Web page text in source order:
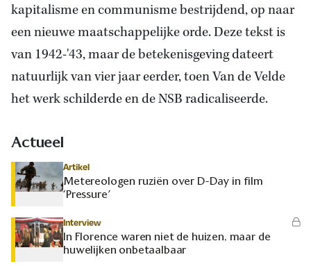
kapitalisme en communisme bestrijdend, op naar
een nieuwe maatschappelijke orde. Deze tekst is
van 1942-'43, maar de betekenisgeving dateert
natuurlijk van vier jaar eerder, toen Van de Velde
het werk schilderde en de NSB radicaliseerde.
Actueel
Artikel
Metereologen ruziën over D-Day in film
‘Pressure’
Interview
In Florence waren niet de huizen, maar de
huwelijken onbetaalbaar